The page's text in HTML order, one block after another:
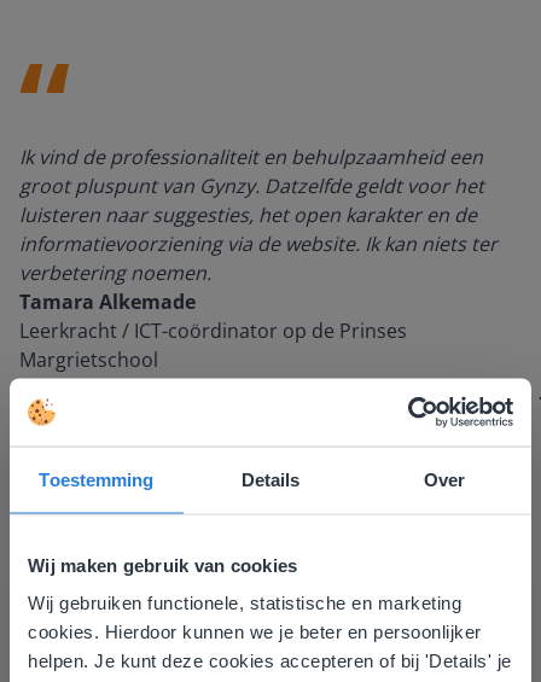
Toestemming Details Over
Wij maken gebruik van cookies
Wij gebruiken functionele, statistische en marketing
cookies. Hierdoor kunnen we je beter en persoonlijker
helpen. Je kunt deze cookies accepteren of bij 'Details' je
Ik vind de professionaliteit en behulpzaamheid een
groot pluspunt van Gynzy. Datzelfde geldt voor het
luisteren naar suggesties, het open karakter en de
informatievoorziening via de website. Ik kan niets ter
verbetering noemen.
Tamara Alkemade
Leerkracht / ICT-coördinator op de Prinses
Margrietschool
Ontdek meer!
Deze website komt niet
overeen met je locatie